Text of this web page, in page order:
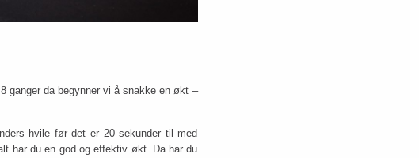
ganger da begynner vi å snakke en økt –
hvile før det er 20 sekunder til med
har du en god og effektiv økt. Da har du